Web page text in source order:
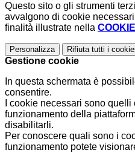
Questo sito o gli strumenti
avvalgono di cookie
finalità illustrate nella
Personalizza Rifiuta tutti i
Gestione cookie
In questa schermata è
consentire.
I cookie necessari sono quelli
funzionamento della
disabilitarli.
Per conoscere quali sono i
funzionamento potete